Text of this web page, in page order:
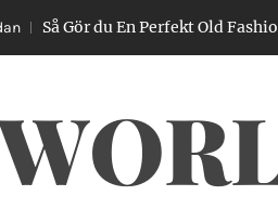
du En Perfekt Old Fashioned –